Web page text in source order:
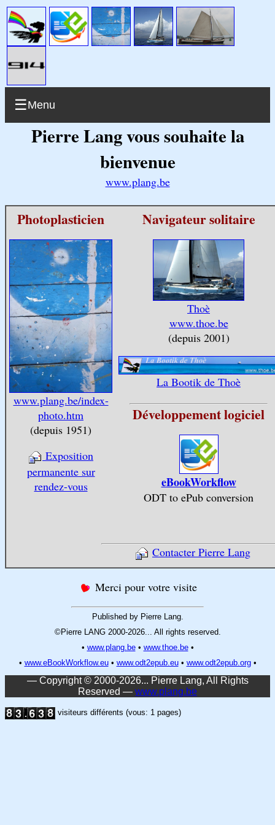
Menu
Pierre Lang vous souhaite la
bienvenue
www.plang.be
Photoplasticien
www.plang.be/index-
photo.htm
(depuis 1951)
Exposition
permanente sur
rendez-vous
Navigateur solitaire
Thoè
www.thoe.be
(depuis 2001)
La Bootik de Thoè
Développement logiciel
eBookWorkflow
ODT to ePub conversion
Contacter Pierre Lang
Merci pour votre visite
Published by Pierre Lang.
©Pierre LANG 2000-2026... All rights reserved.
• www.plang.be• www.thoe.be•
• www.eBookWorkflow.eu• www.odt2epub.eu• www.odt2epub.org•
— Copyright © 2000-2026... Pierre Lang, All Rights
Reserved — www.plang.be
visiteurs différents (vous: 1 pages)